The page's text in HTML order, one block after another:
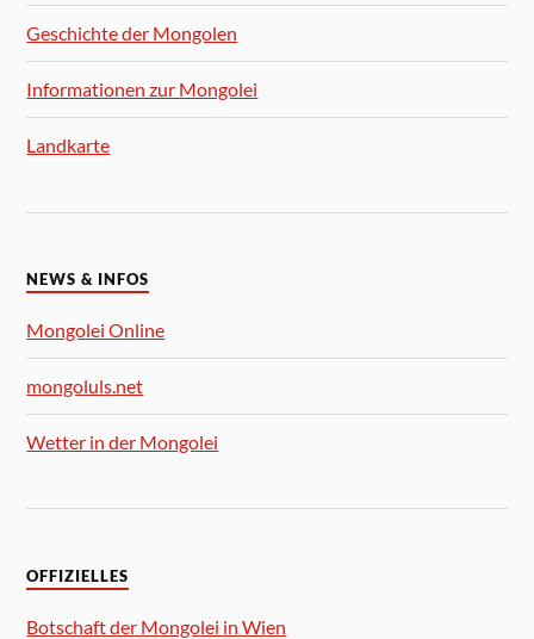
Geschichte der Mongolen
Informationen zur Mongolei
Landkarte
NEWS & INFOS
Mongolei Online
mongoluls.net
Wetter in der Mongolei
OFFIZIELLES
Botschaft der Mongolei in Wien